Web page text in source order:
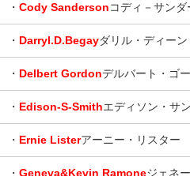
・ Cody Sandersonコディ－サンダ
・ Darryl.D.Begayダリル・ディーン
・ Delbert Gordonデルバート・ゴ
・ Edison-S-Smithエディソン・サ
・ Ernie Listerアーニー・リスター
・ Geneva&Kevin Ramoneジェネ